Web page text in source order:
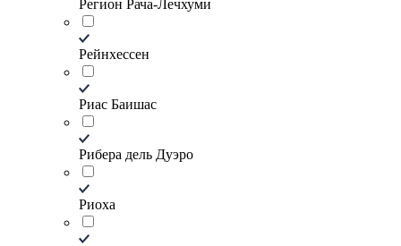
Регион Рача-Лечхуми
Рейнхессен
Риас Баишас
Рибера дель Дуэро
Риоха